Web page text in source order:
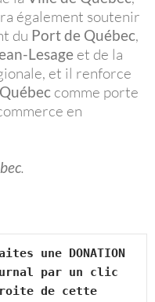
également soutenir
du Port de Québec,
Lesage et de la
et il renforce
Québec comme porte
en
.
une DONATION
par un clic
de cette